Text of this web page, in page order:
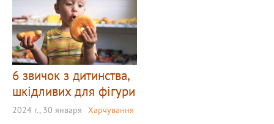
6 звичок з дитинства,
шкідливих для фігури
2024 г., 30 января Харчування